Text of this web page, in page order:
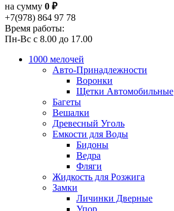
на сумму 0 ₽
+7(978) 864 97 78
Время работы:
Пн-Вс с 8.00 до 17.00
1000 мелочей
Авто-Принадлежности
Воронки
Щетки Автомобильные
Багеты
Вешалки
Древесный Уголь
Емкости для Воды
Бидоны
Ведра
Фляги
Жидкость для Розжига
Замки
Личинки Дверные
Упор